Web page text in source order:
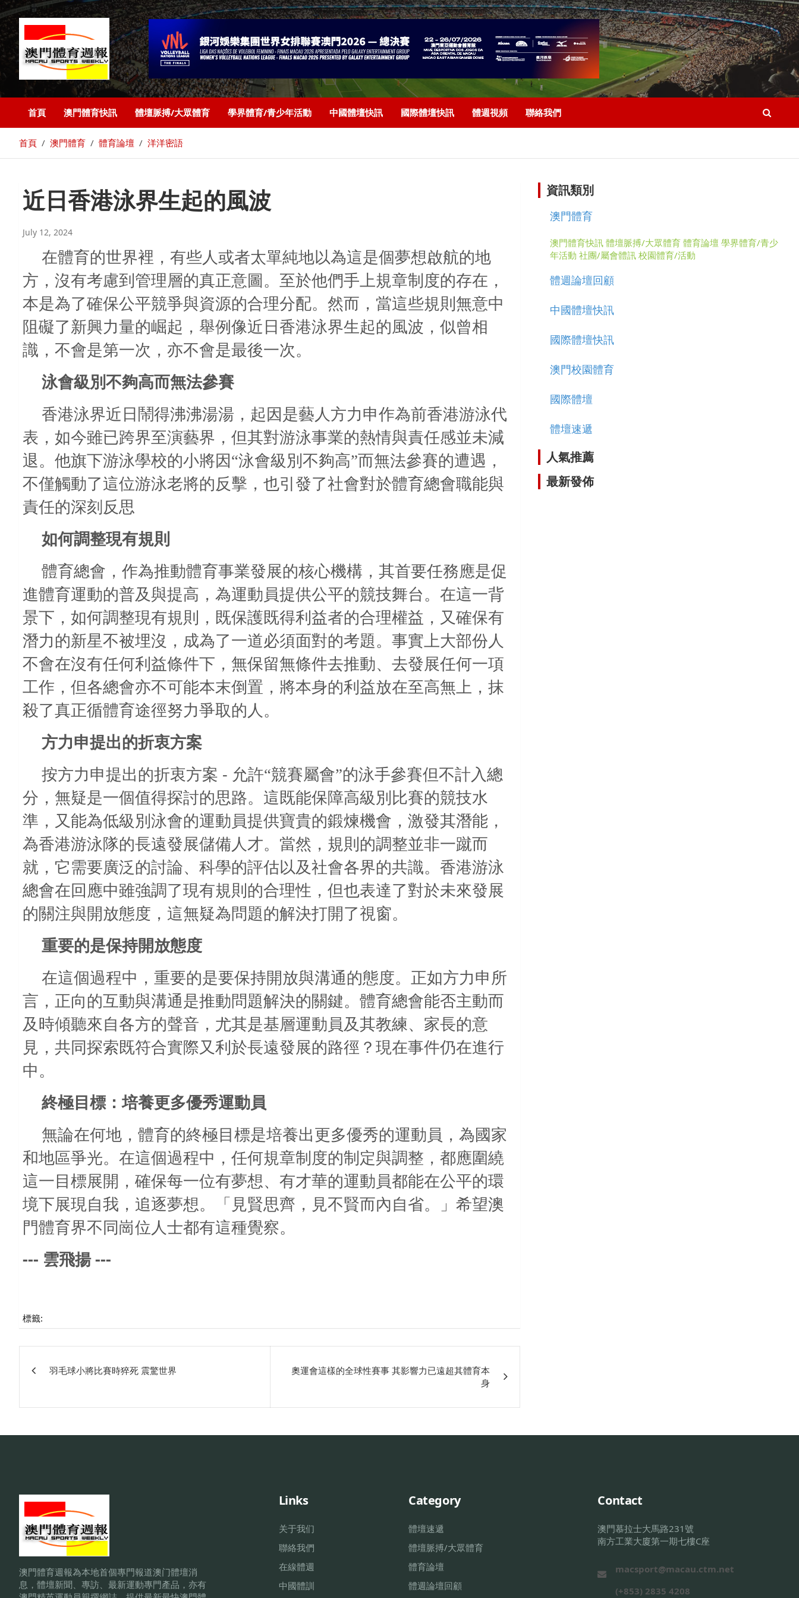
首頁 澳門體育快訊 體壇脈搏/大眾體育 學界體育/青少年活動 中國體壇快訊 國際體壇快訊 體週視頻 聯絡我們
首頁 澳門體育 體育論壇 洋洋密語
近日香港泳界生起的風波
July 12, 2024
在體育的世界裡，有些人或者太單純地以為這是個夢想啟航的地
方，沒有考慮到管理層的真正意圖。至於他們手上規章制度的存在，
本是為了確保公平競爭與資源的合理分配。然而，當這些規則無意中
阻礙了新興力量的崛起，舉例像近日香港泳界生起的風波 ，似曾相
識，不會是第一次，亦不會是最後一次。
泳會級別不夠高而無法參賽
香港泳界近日鬧得沸沸湯湯，起因是藝人方力申作為前香港游泳代
表，如今雖已跨界至演藝界，但其對游泳事業的熱情與責任感並未減
退。他旗下游泳學校的小將因“泳會級別不夠高”而無法參賽的遭遇，
不僅觸動了這位游泳老將的反擊，也引發了社會對於體育總會職能與
責任的深刻反思
如何調整現有規則
體育總會，作為推動體育事業發展的核心機構，其首要任務應是促
進體育運動的普及與提高，為運動員提供公平的競技舞台。在這一背
景下，如何調整現有規則，既保護既得利益者的合理權益，又確保有
潛力的新星不被埋沒，成為了一道必須面對的考題。事實上大部份人
不會在沒有任何利益條件下，無保留無條件去推動、去發展任何一項
工作，但各總會亦不可能本末倒置，將本身的利益放在至高無上，抹
殺了真正循體育途徑努力爭取的人。
方力申提出的折衷方案
按方力申提出的折衷方案 - 允許“競賽屬會”的泳手參賽但不計入總
分，無疑是一個值得探討的思路。這既能保障高級別比賽的競技水
準，又能為低級別泳會的運動員提供寶貴的鍛煉機會，激發其潛能，
為香港游泳隊的長遠發展儲備人才。當然，規則的調整並非一蹴而
就，它需要廣泛的討論、科學的評估以及社會各界的共識。香港游泳
總會在回應中雖強調了現有規則的合理性，但也表達了對於未來發展
的關注與開放態度，這無疑為問題的解決打開了視窗。
重要的是保持開放態度
在這個過程中，重要的是要保持開放與溝通的態度。正如方力申所
言，正向的互動與溝通是推動問題解決的關鍵。體育總會能否主動而
及時傾聽來自各方的聲音，尤其是基層運動員及其教練、家長的意
見，共同探索既符合實際又利於長遠發展的路徑？現在事件仍在進行
中。
終極目標：培養更多優秀運動員
無論在何地，體育的終極目標是培養出更多優秀的運動員，為國家
和地區爭光。在這個過程中，任何規章制度的制定與調整，都應圍繞
這一目標展開，確保每一位有夢想、有才華的運動員都能在公平的環
境下展現自我，追逐夢想。「見賢思齊，見不賢而內自省。」希望澳
門體育界不同崗位人士都有這種覺察。
--- 雲飛揚---
標籤:
章
相
關
羽毛球小將比賽時猝死 震驚世界
奧運會這樣的全球性賽事 其影響力已遠超其體育本
身
資訊類別
澳門體育
澳門體育快訊 體壇脈搏/大眾體育 體育論壇 學界體育/青少
年活動 社團/屬會體訊 校園體育/活動
體週論壇回顧
中國體壇快訊
國際體壇快訊
澳門校園體育
國際體壇
體壇速遞
人氣推薦
最新發佈
澳門體育週報為本地首個專門報道澳门體壇消
息，體壇新聞、專訪、最新運動專門產品，亦有
Links
关于我们
聯絡我們
在線體週
中國體訓
Category
體壇速遞
體壇脈搏/大眾體育
體育論壇
體週論壇回顧
Contact
澳門慕拉士大馬路231號
南方工業大廈第一期七樓C座
macsport@macau.ctm.net
(+853) 2835 4208